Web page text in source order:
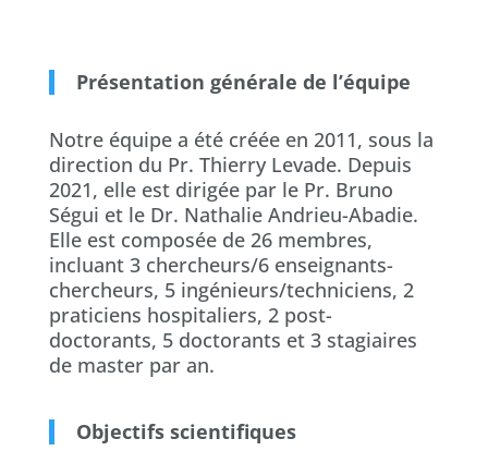
Présentation générale de l’équipe
Notre équipe a été créée en 2011, sous la
direction du Pr. Thierry Levade. Depuis
2021, elle est dirigée par le Pr. Bruno
Ségui et le Dr. Nathalie Andrieu-Abadie.
Elle est composée de 26 membres,
incluant 3 chercheurs/6 enseignants-
chercheurs, 5 ingénieurs/techniciens, 2
praticiens hospitaliers, 2 post-
doctorants, 5 doctorants et 3 stagiaires
de master par an.
Objectifs scientifiques